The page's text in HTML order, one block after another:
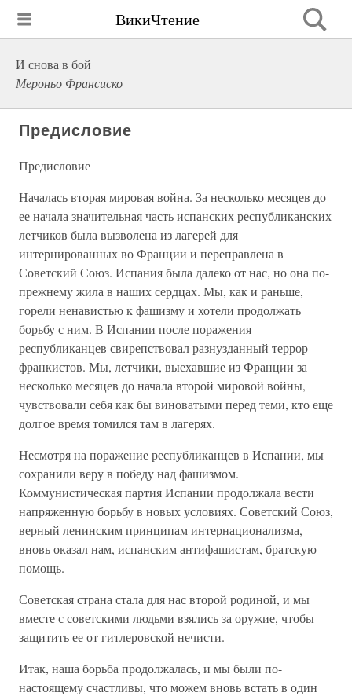
ВикиЧтение
И снова в бой
Мероньо Франсиско
Предисловие
Предисловие
Началась вторая мировая война. За несколько месяцев до
ее начала значительная часть испанских республиканских
летчиков была вызволена из лагерей для
интернированных во Франции и переправлена в
Советский Союз. Испания была далеко от нас, но она по-
прежнему жила в наших сердцах. Мы, как и раньше,
горели ненавистью к фашизму и хотели продолжать
борьбу с ним. В Испании после поражения
республиканцев свирепствовал разнузданный террор
франкистов. Мы, летчики, выехавшие из Франции за
несколько месяцев до начала второй мировой войны,
чувствовали себя как бы виноватыми перед теми, кто еще
долгое время томился там в лагерях.
Несмотря на поражение республиканцев в Испании, мы
сохранили веру в победу над фашизмом.
Коммунистическая партия Испании продолжала вести
напряженную борьбу в новых условиях. Советский Союз,
верный ленинским принципам интернационализма,
вновь оказал нам, испанским антифашистам, братскую
помощь.
Советская страна стала для нас второй родиной, и мы
вместе с советскими людьми взялись за оружие, чтобы
защитить ее от гитлеровской нечисти.
Итак, наша борьба продолжалась, и мы были по-
настоящему счастливы, что можем вновь встать в один